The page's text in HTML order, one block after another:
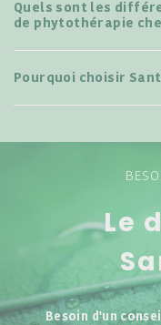
Quels sont les
de phytothérapie
Pourquoi choisir
Le
Besoin d'un